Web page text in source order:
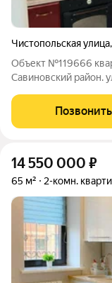
Чистопольская улица,
Объект №119666
Савиновский район.
5/9 этаж.кирпичного
ремонтом, в
Позвонить
14 550 000 ₽
65 м² 2-комн.